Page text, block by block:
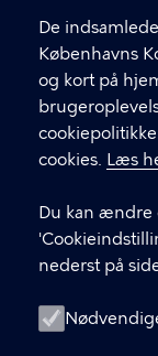
De
Københavns
og kort på
cookies. Læs
Du kan ændre
nederst på
fFind andre
CVR-nummer
GENVEJE
Digital Post